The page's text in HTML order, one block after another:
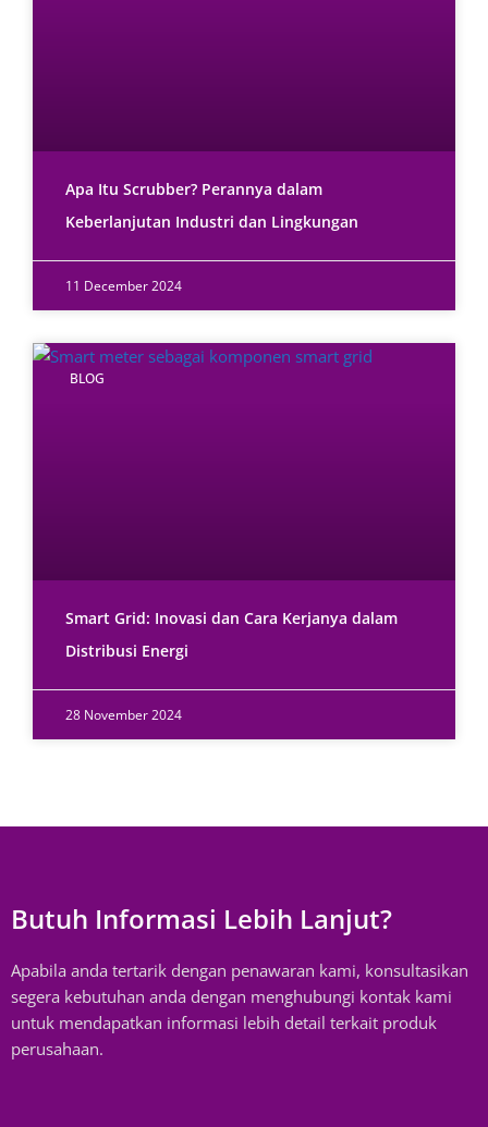
Apa Itu Scrubber? Perannya dalam
Keberlanjutan Industri dan Lingkungan
11 December 2024
BLOG
Smart Grid: Inovasi dan Cara Kerjanya dalam
Distribusi Energi
28 November 2024
Butuh Informasi Lebih Lanjut?
Apabila anda tertarik dengan penawaran kami, konsultasikan
segera kebutuhan anda dengan menghubungi kontak kami
untuk mendapatkan informasi lebih detail terkait produk
perusahaan.